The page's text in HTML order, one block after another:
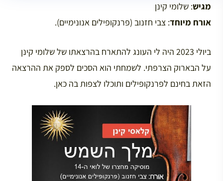
מגיש: שלומי קינן
אורח מיוחד: צבי חזנוב (פרנקופילים אנונימיים).
ביולי 2023 היה לי העונג להתארח בהרצאתו של שלומי קינן
על הבארוק הצרפתי. לשמחתי הוא הסכים לספק את ההרצאה
הזאת בחינם לפרנקופילים ותוכלו לצפות בה כאן.